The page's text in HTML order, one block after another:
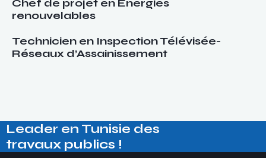
Chef de projet en Energies
renouvelables
Technicien en Inspection Télévisée-
Réseaux d’Assainissement
Leader en Tunisie des​
travaux publics !